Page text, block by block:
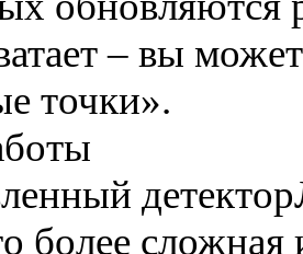
– вы
точки».
более сложная